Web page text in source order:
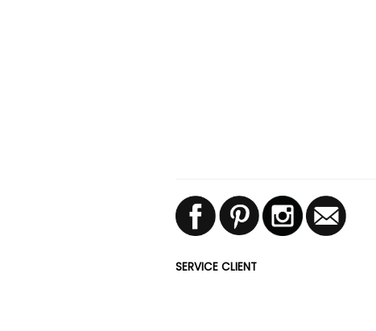
SERVICE CLIENT